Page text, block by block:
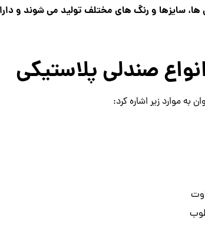
ها، سایزها و رنگ های مختلف تولید می شوند و
صندلی پلاستیکی
به موارد زیر اشاره کرد: